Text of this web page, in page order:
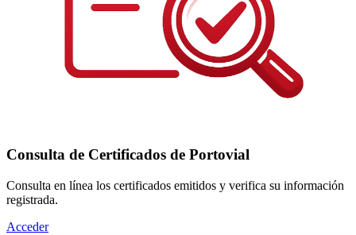
Consulta de Certificados de Portovial
Consulta en línea los certificados emitidos y verifica su información
registrada.
Acceder